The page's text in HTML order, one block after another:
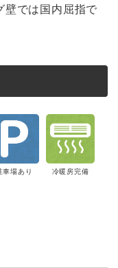
壁では国内屈指で
車場あり 冷暖房完備